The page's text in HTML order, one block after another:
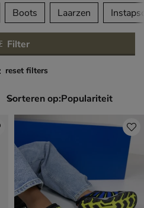
Boots Laarzen
Filter
reset filters
Sorteren op: